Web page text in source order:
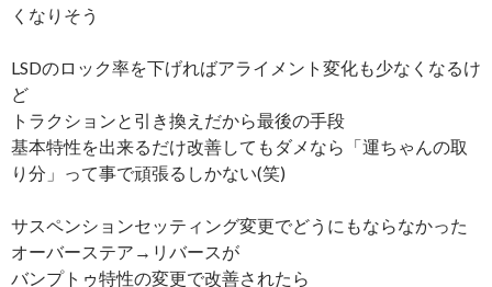
くなりそう
LSDのロック率を下げればアライメント変化も少なくなるけ
ど
トラクションと引き換えだから最後の手段
基本特性を出来るだけ改善してもダメなら「運ちゃんの取
り分」って事で頑張るしかない(笑)
サスペンションセッティング変更でどうにもならなかった
オーバーステア→リバースが
バンプトゥ特性の変更で改善されたら